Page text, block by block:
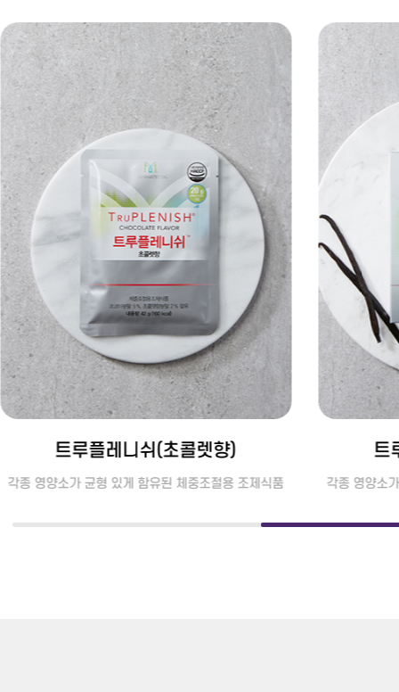
트루플레니쉬(초콜렛향)
각종 영양소가 균형 있게 함유된 체중조절용 조제식품
트
각종 영양소